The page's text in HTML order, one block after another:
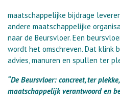
maatschappelijke bijdrage
andere maatschappelijke
naar de Beursvloer. Een
wordt het omschreven. Dat klink
advies, manuren en spullen ter
“De Beursvloer: concreet, ter
maatschappelijk verantwoord en